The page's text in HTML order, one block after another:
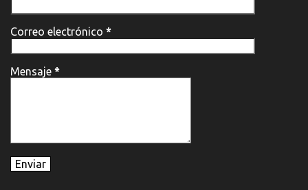
Correo electrónico *
Mensaje *